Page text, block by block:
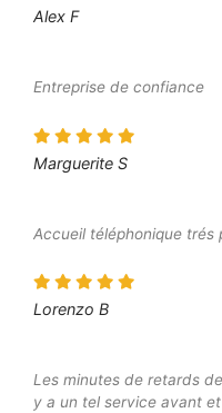
Alex F
Entreprise de confiance
Marguerite S
Accueil téléphonique trés
Lorenzo B
Les minutes de retards
y a un tel service avant